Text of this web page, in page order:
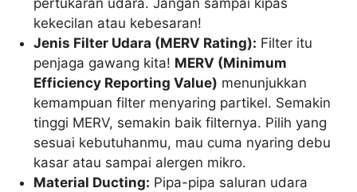
pertukaran udara. Jangan sampai kipas
kekecilan atau kebesaran!
Jenis Filter Udara (MERV Rating): Filter itu
penjaga gawang kita! MERV (Minimum
Efficiency Reporting Value) menunjukkan
kemampuan filter menyaring partikel. Semakin
tinggi MERV, semakin baik filternya. Pilih yang
sesuai kebutuhanmu, mau cuma nyaring debu
kasar atau sampai alergen mikro.
Material Ducting: Pipa-pipa saluran udara